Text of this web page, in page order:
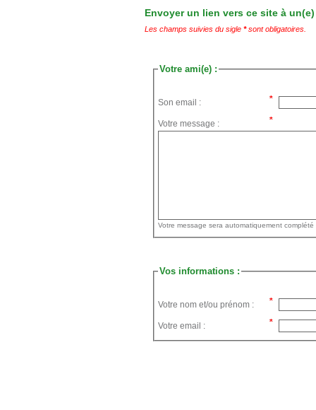
Envoyer un lien vers ce site à
Les champs suivies du sigle *sont obligatoires.
Votre ami(e) :
Son email :
Votre message :
Vos informations :
Votre nom et/ou prénom :
Votre email :